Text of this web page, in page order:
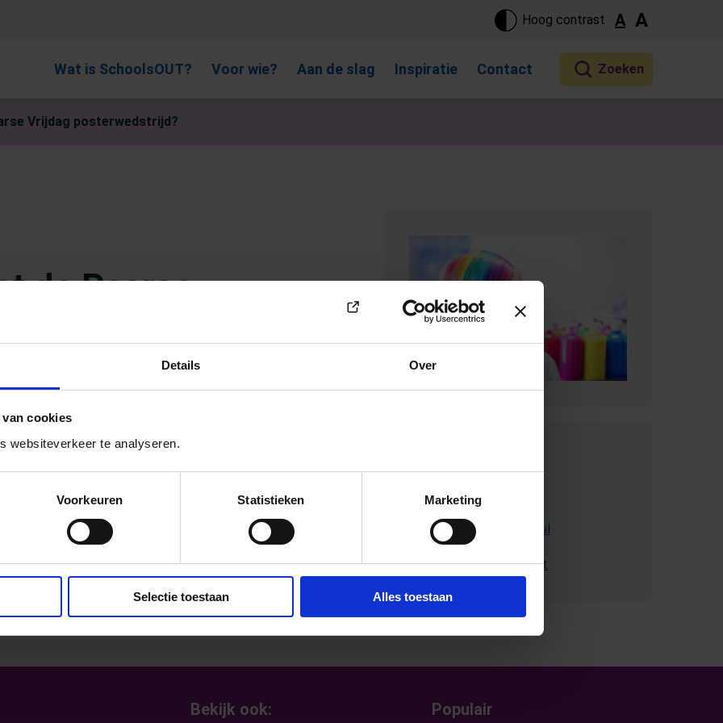
(Opent in een nieuw tabblad)
Details Over
cookies
websiteverkeer te analyseren.
Voorkeuren Statistieken Marketing
Selectie toestaan Alles toestaan
Hoog contrast A A
Wat is SchoolsOUT? Voor wie? Aan de slag Inspiratie Contact
de pijlen om omhoog en omlaag te gaan naar de gewenste pagina. Touch-apparaat gebruikers, bewegen door aanraking
Vrijdag posterwedstrijd?
de Paarse
een Paarse Vrijdag wedstrijd.
Organiseren jullie een ludieke Paarse
activiteit. Alles mag en kan. De meest
Stuur ons een e-mail
Bel met Schoolsout
Bekijk ook: Populair